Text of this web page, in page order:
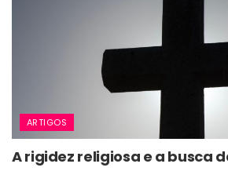
ARTIGOS
A rigidez religiosa e a busca